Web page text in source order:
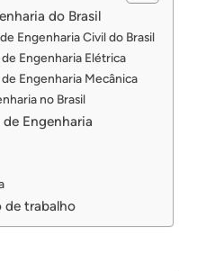
do Brasil
Engenharia Civil do Brasil
Engenharia Elétrica
Engenharia Mecânica
no Brasil
Engenharia
de trabalho